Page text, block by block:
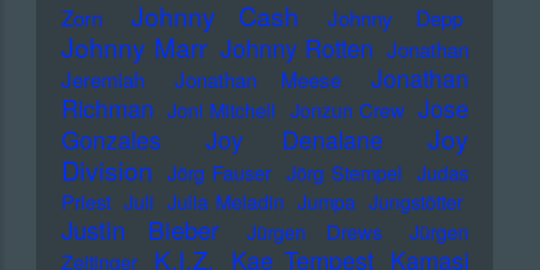
Zorn
Johnny Cash Johnny Depp
Johnny Marr Johnny Rotten Jonathan
Jeremiah
Jonathan Meese
Jonathan
Richman Joni Mitchell Jonzun Crew Jose
Gonzales
Joy Denalane
Joy
Division Jörg Fauser Jörg Stempel Judas
Priest Juli Julia Meladin Jumpa Jungstötter
Justin Bieber Jürgen Drews
Jürgen
Zeltinger
K.I.Z. Kae Tempest Kamasi